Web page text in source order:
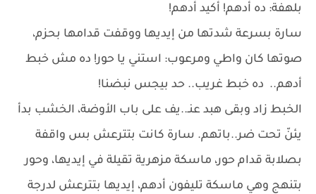
بلهفة: ده أدهم! أكيد أدهم!
سارة بسرعة شدتها من إيديها ووقفت قدامها بحزم،
صوتها كان واطي ومرعوب: استني يا حور! ده مش خبط
أدهم.. ده خبط غريب.. حد بيجس نبضنا!
الخبط زاد وبقى هبد عنـ..يف على باب الأوضة، الخشب بدأ
يئنّ تحت ضر..باتهم. سارة كانت بتترعش بس واقفة
بصلابة قدام حور، ماسكة مزهرية تقيلة في إيديها، وحور
بتنهج وهي ماسكة تليفون أدهم، إيديها بتترعش لدرجة